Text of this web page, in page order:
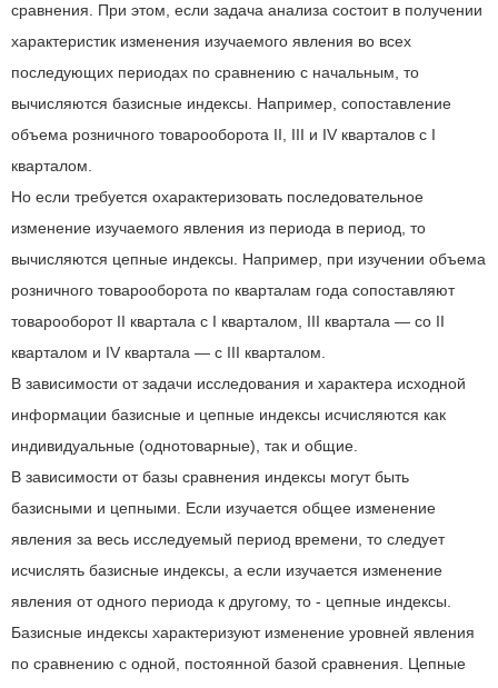
сравнения. При этом, если задача анализа состоит в получении
характеристик изменения изучаемого явления во всех
последующих периодах по сравнению с начальным, то
вычисляются базисные индексы. Например, сопоставление
объема розничного товарооборота II, III и IV кварталов с I
кварталом.
Но если требуется охарактеризовать последовательное
изменение изучаемого явления из периода в период, то
вычисляются цепные индексы. Например, при изучении объема
розничного товарооборота по кварталам года сопоставляют
товарооборот II квартала с I кварталом, III квартала — со II
кварталом и IV квартала — с III кварталом.
В зависимости от задачи исследования и характера исходной
информации базисные и цепные индексы исчисляются как
индивидуальные (однотоварные), так и общие.
В зависимости от базы сравнения индексы могут быть
базисными и цепными. Если изучается общее изменение
явления за весь исследуемый период времени, то следует
исчислять базисные индексы, а если изучается изменение
явления от одного периода к другому, то - цепные индексы.
Базисные индексы характеризуют изменение уровней явления
по сравнению с одной, постоянной базой сравнения. Цепные